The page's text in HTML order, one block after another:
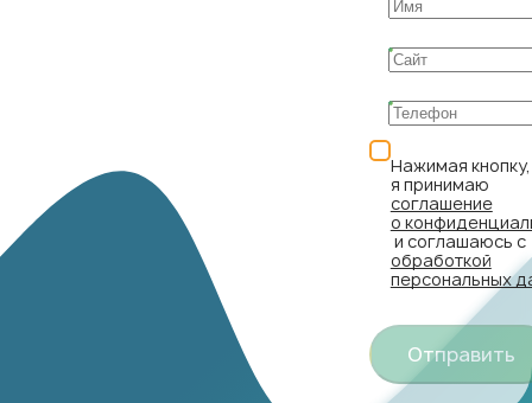
Нажимая кнопку,
я принимаю
соглашение
о
и соглашаюсь с
обработкой
персональных
Отправить